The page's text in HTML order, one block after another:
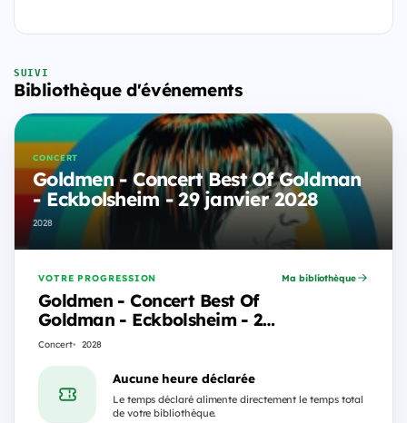
SUIVI
Bibliothèque d'événements
CONCERT
Goldmen - Concert Best Of Goldman
- Eckbolsheim - 29 janvier 2028
2028
VOTRE PROGRESSION
Goldmen - Concert Best Of
Goldman - Eckbolsheim - 29
janvier 2028
Concert 2028
Ma bibliothèque
Aucune heure déclarée
Le temps déclaré alimente directement le temps total
de votre bibliothèque.